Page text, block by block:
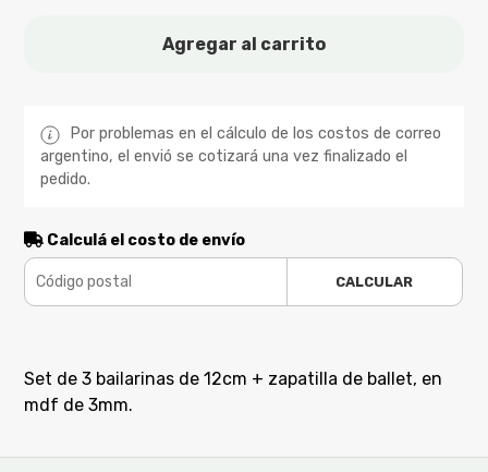
Agregar al carrito
Por problemas en el cálculo de los costos de correo
argentino, el envió se cotizará una vez finalizado el
pedido.
Calculá el costo de envío
CALCULAR
Set de 3 bailarinas de 12cm + zapatilla de ballet, en
mdf de 3mm.